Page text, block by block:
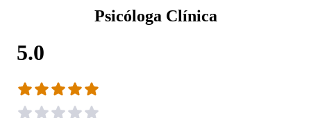
Psicóloga Clínica
5.0